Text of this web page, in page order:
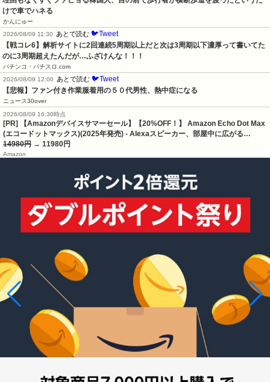
けで車でハネる
かんにゅー
2026/08/09 11:30
あとで読む 🐦Tweet
【戦コレ6】解析サイトに2回連続5周期以上だと次は3周期以下濃厚って書いてた
のに3周期超えたんだが…ふざけんな！！！
パチンコ・パチスロ.com
2026/08/09 12:00
あとで読む 🐦Tweet
【悲報】ファン付き作業服着用の５０代男性、熱中症になる
ニュース30over
2026/08/09 16:30時点
[PR] 【Amazonデバイスサマーセール】【20%OFF！】 Amazon Echo Dot Max
(エコードットマックス)(2025年発売) - Alexaスピーカー、部屋中に広がる…
14980円 → 11980円
Amazon